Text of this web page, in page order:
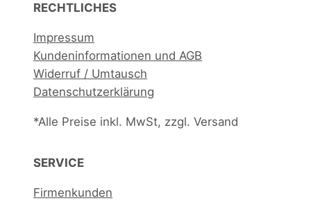
RECHTLICHES
Impressum
Kundeninformationen und AGB
Widerruf / Umtausch
Datenschutzerklärung
*Alle Preise inkl. MwSt, zzgl. Versand
SERVICE
Firmenkunden